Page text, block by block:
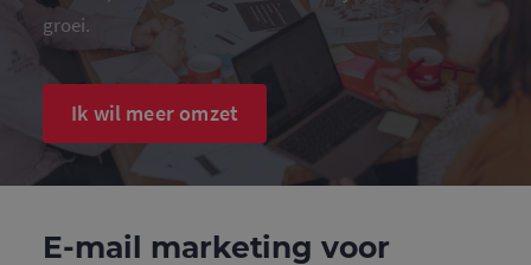
groei.
Ik wil meer omzet
E-mail marketing voor